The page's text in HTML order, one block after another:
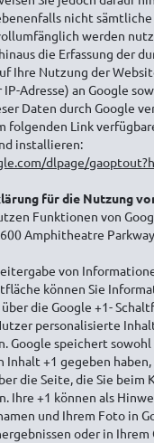
nicht
werden
die Erfassung der
Ihre Nutzung der
Adresse) an Google
Daten durch Google
folgenden Link
installieren:
dlpage/
für die Nutzung
Funktionen von
Amphitheatre
von
können Sie
die Google +1-
personalisierte
Google speichert
Inhalt +1 gegeben haben,
die Seite, die Sie beim
Ihre +1 können als
und Ihrem Foto in
oder in Ihrem